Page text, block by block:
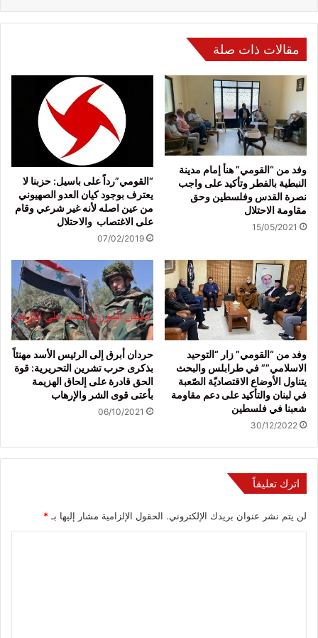
مقالات ذات صلة
وفد من “القومي” هنأ إمام مدينة
النبطية بالفطر وتأكيد على واجب
نصرة القدس وفلسطين وحق
مقاومة الاحتلال
15/05/2021
“القومي”رداً على باسيل: حزبنا لا
يعترف بوجود كيان العدو الصهيوني
من عين اصله لأنه غير شرعي وقام
على الاغتصاب والاحتلال
07/02/2019
وفد من “القومي” زار “التوحيد
الاسلامي”” في طرابلس والبحث
يتناول الأوضاع الاقتصاديّة الصّعبة
في لبنان والتأكيد على دعم مقاومة
شعبنا في فلسطين
30/12/2022
حردان أبرق إلى الرئيس الأسد مهنئاً
بذكرى حرب تشرين التحريرية: قوة
الحق قادرة على إلحاق الهزيمة
بأعتى قوى الشر والإرهاب
06/10/2021
اترك تعليقاً
لن يتم نشر عنوان بريدك الإلكتروني. الحقول الإلزامية مشار إليها بـ *